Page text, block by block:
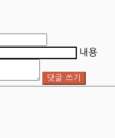
내용
댓글 쓰기